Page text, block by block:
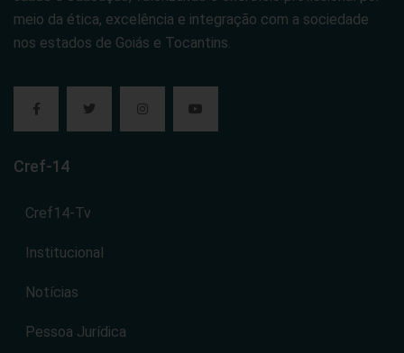
meio da ética, excelência e integração com a sociedade
nos estados de Goiás e Tocantins.
Cref-14
Cref14-Tv
Institucional
Notícias
Pessoa Jurídica